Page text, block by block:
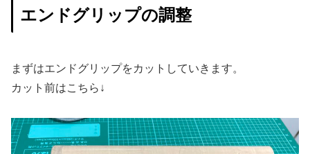
エンドグリップの調整
まずはエンドグリップをカットしていきます。
カット前はこちら↓